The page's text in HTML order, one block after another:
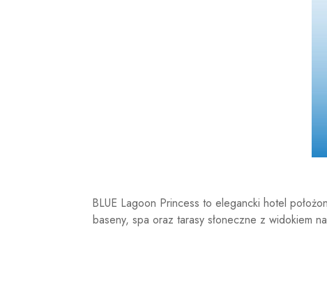
BLUE Lagoon Princess to elegancki hotel
baseny, spa oraz tarasy słoneczne z widokiem